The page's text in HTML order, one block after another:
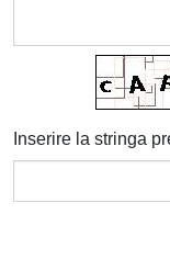
Inserire la stringa